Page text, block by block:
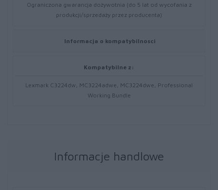
Ograniczona gwarancja dożywotnia (do 5 lat od wycofania z
produkcji/sprzedaży przez producenta)
Informacja o kompatybilnosci
Kompatybilne z:
Lexmark C3224dw, MC3224adwe, MC3224dwe, Professional
Working Bundle
Informacje handlowe